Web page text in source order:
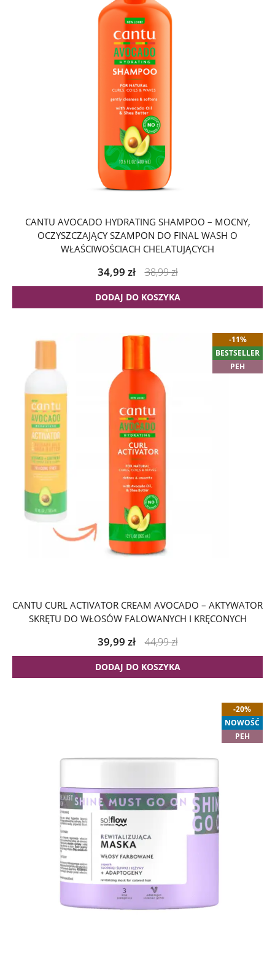
CANTU AVOCADO HYDRATING SHAMPOO – MOCNY,
OCZYSZCZAJĄCY SZAMPON DO FINAL WASH O
WŁAŚCIWOŚCIACH CHELATUJĄCYCH
34,99 zł 38,99zł
DODAJ DO KOSZYKA
-11%
BESTSELLER
PEH
CANTU CURL ACTIVATOR CREAM AVOCADO – AKTYWATOR
SKRĘTU DO WŁOSÓW FALOWANYCH I KRĘCONYCH
39,99 zł 44,99zł
DODAJ DO KOSZYKA
-20%
NOWOŚĆ
PEH